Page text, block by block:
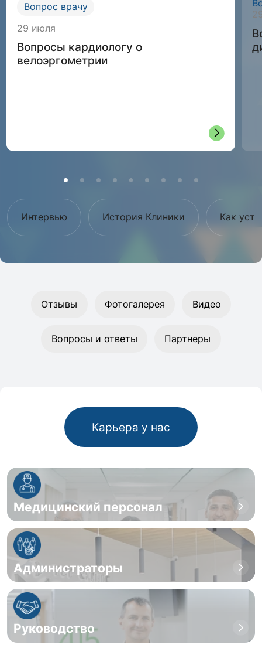
Вопрос врачу
29 июля
Вопросы кардиологу о
велоэргометрии
Интервью История Клиники Как
Отзывы Фотогалерея Видео
Вопросы и ответы Партнеры
Карьера у нас
Медицинский персонал
Администраторы
Руководство